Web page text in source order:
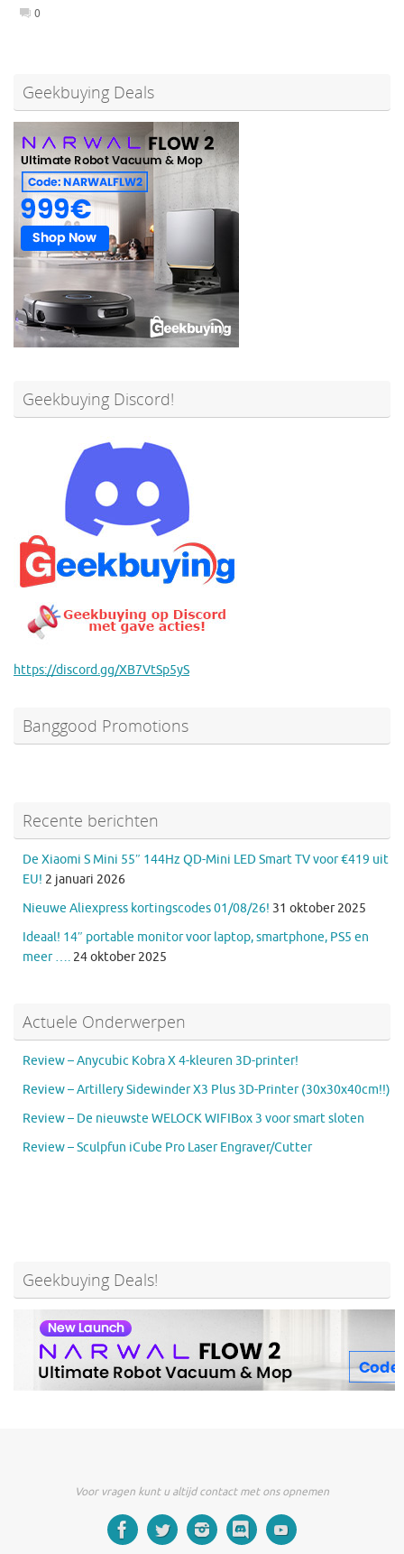
0
Geekbuying Deals
Geekbuying Discord!
https://discord.gg/XB7VtSp5yS
Banggood Promotions
Recente berichten
De Xiaomi S Mini 55″ 144Hz QD-Mini LED Smart TV voor €419 uit
EU! 2 januari 2026
Nieuwe Aliexpress kortingscodes 01/08/26! 31 oktober 2025
Ideaal! 14″ portable monitor voor laptop, smartphone, PS5 en
meer …. 24 oktober 2025
Actuele Onderwerpen
Review – Anycubic Kobra X 4-kleuren 3D-printer!
Review – Artillery Sidewinder X3 Plus 3D-Printer (30x30x40cm!!)
Review – De nieuwste WELOCK WIFIBox 3 voor smart sloten
Review – Sculpfun iCube Pro Laser Engraver/Cutter
Geekbuying Deals!
Voor vragen kunt u altijd contact met ons opnemen